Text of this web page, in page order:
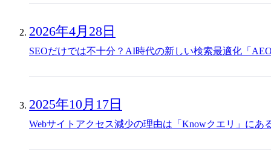
2026年4月28日
SEOだけでは不十分？AI時代の新しい検索最適化「
2025年10月17日
Webサイトアクセス減少の理由は「Knowクエリ」にあ